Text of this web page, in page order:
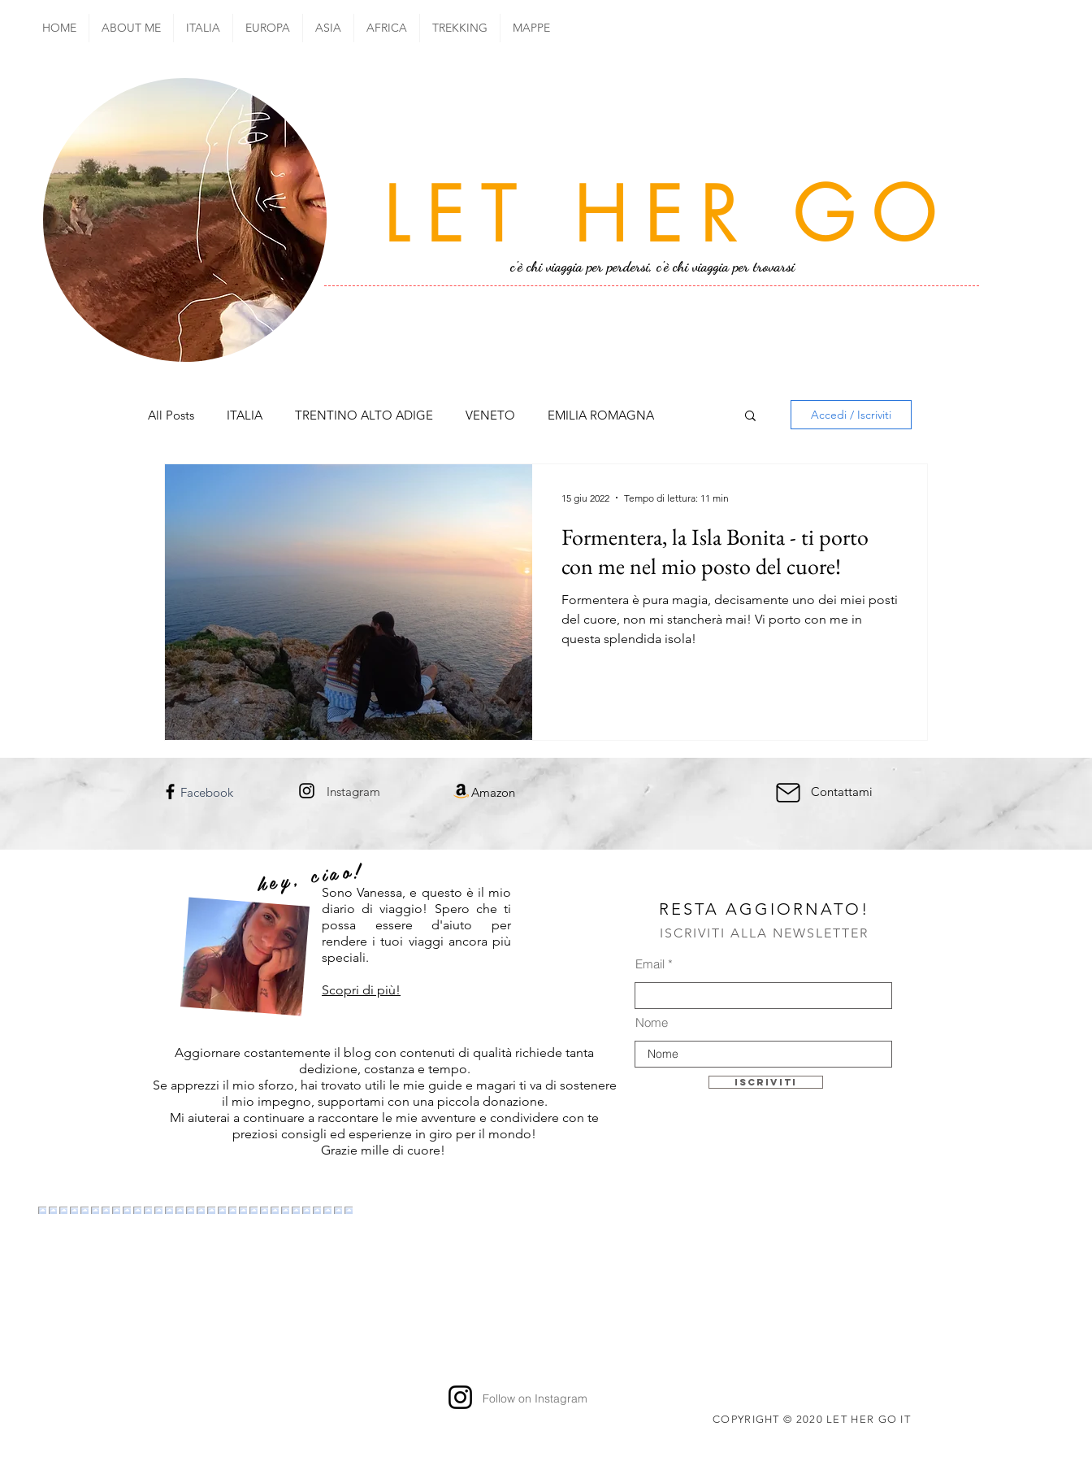
HOME ABOUT ME ITALIA EUROPA ASIA AFRICA TREKKING MAPPE
LET HER GO
c'è chi viaggia per perdersi, c'è chi viaggia per trovarsi
All Posts ITALIA TRENTINO ALTO ADIGE VENETO EMILIA ROMAGNA
FORMENTERA TENERIFE
LANZAROTE PORTOGALLO PORTOGALLO continentale ISOLE AZZORRE
MADEIRA FRANCIA PARIGI ALSAZIA PAESI BASSI
DANIMARCA UNGHERIA REPUBBLICA CECA
Accedi / Iscriviti
Formentera, la Isla Bonita - ti porto
con me nel mio posto del cuore!
Formentera è pura magia, decisamente uno dei miei posti
del cuore, non mi stancherà mai! Vi porto con me in
questa splendida isola!
15 giu 2022 Tempo di lettura: 11 min
Facebook Instagram Amazon Contattami
hey, ciao!Sono Vanessa, e questo è il mio
diario di viaggio! Spero che ti
possa essere d'aiuto per
rendere i tuoi viaggi ancora più
speciali.
Scopri di più!
RESTA AGGIORNATO!
ISCRIVITI ALLA NEWSLETTER
Email
Nome
Iscriviti
Aggiornare costantemente il blog con contenuti di qualità richiede tanta
dedizione, costanza e tempo.
Se apprezzi il mio sforzo, hai trovato utili le mie guide e magari ti va di sostenere
il mio impegno, supportami con una piccola donazione.
Mi aiuterai a continuare a raccontare le mie avventure e condividere con te
preziosi consigli ed esperienze in giro per il mondo!
Grazie mille di cuore!
Follow on Instagram
COPYRIGHT © 2020 LET HER GO IT